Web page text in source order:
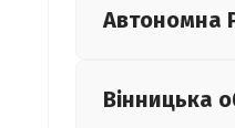
Автономна
Вінницька